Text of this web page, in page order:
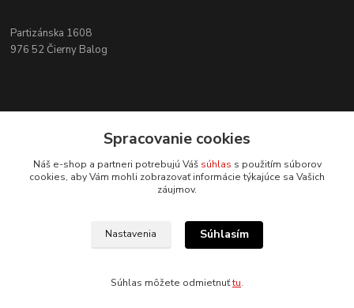
Partizánska 1608
976 52 Čierny Balog
+421 915 526 286
(Po-Pia, 8-17 hod.)
Spracovanie cookies
Náš e-shop a partneri potrebujú Váš súhlas s použitím súborov
cookies, aby Vám mohli zobrazovať informácie týkajúce sa Vašich
záujmov.
Nastavenia Súhlasím
Súhlas môžete odmietnuťtu.